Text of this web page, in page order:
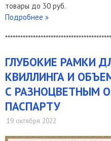
товары до 30 руб.
Подробнее »
ГЛУБОКИЕ РАМКИ
КВИЛЛИНГА И
С РАЗНОЦВЕТНЫМ
ПАСПАРТУ
19 октября 2022